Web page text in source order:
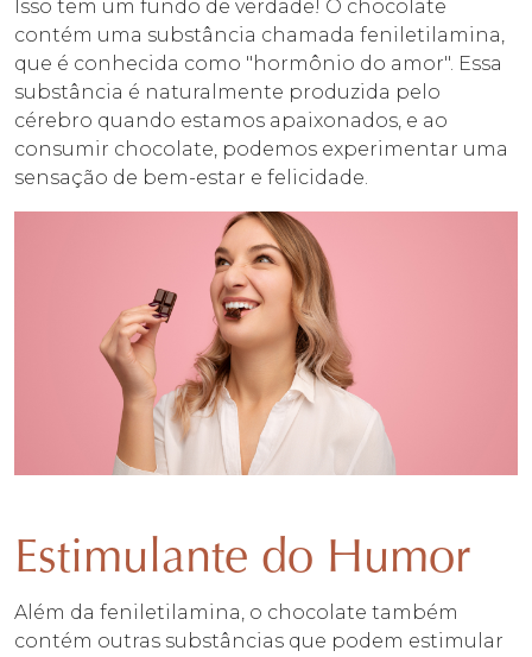
Isso tem um fundo de verdade! O chocolate
contém uma substância chamada feniletilamina,
que é conhecida como "hormônio do amor". Essa
substância é naturalmente produzida pelo
cérebro quando estamos apaixonados, e ao
consumir chocolate, podemos experimentar uma
sensação de bem-estar e felicidade.
Estimulante do Humor
Além da feniletilamina, o chocolate também
contém outras substâncias que podem estimular